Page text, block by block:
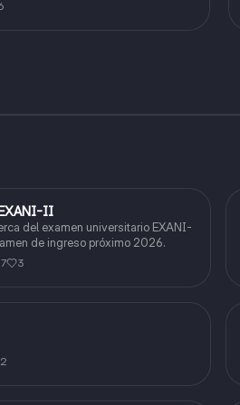
II
del examen universitario EXANI-
de ingreso próximo 2026.
3
2